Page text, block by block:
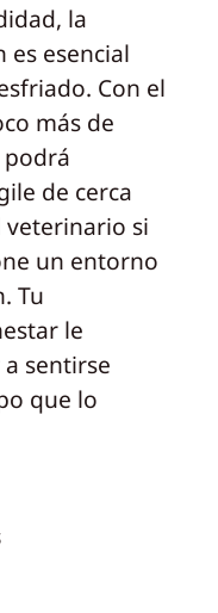
la
esencial
Con el
más de
de cerca
veterinario si
un entorno
Tu
le
sentirse
que lo